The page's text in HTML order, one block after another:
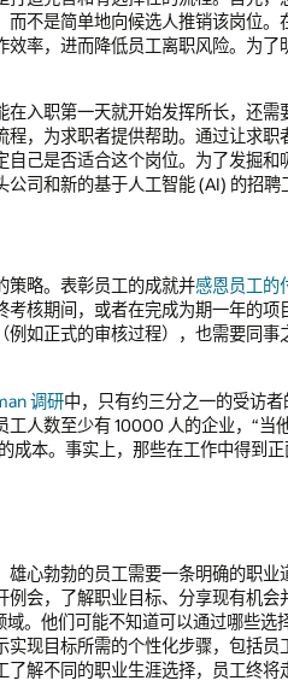
不是简单地向候选人推销该岗位
率，进而降低员工离职风险。为
入职第一天就开始发挥所长，还
，为求职者提供帮助。通过让求
己是否适合这个岗位。为了发掘
司和新的基于人工智能 (AI) 的招聘
策略。表彰员工的成就并感恩员工的
核期间，或者在完成为期一年的
如正式的审核过程），也需要同
调研中，只有约三分之一的受访
人数至少有 10000 人的企业，“当
成本。事实上，那些在工作中得到
心勃勃的员工需要一条明确的职
会，了解职业目标、分享现有机会
。他们可能不知道可以通过哪些
现目标所需的个性化步骤，包括
解不同的职业生涯选择，员工终将